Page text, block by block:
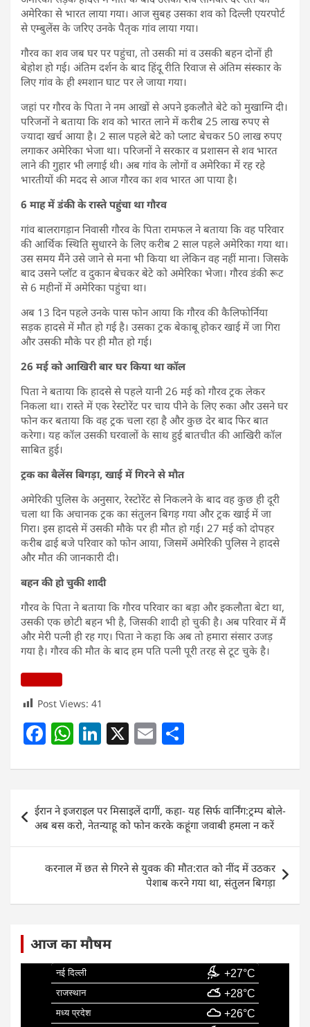
अमेरिका से भारत लाया गया। आज सुबह उसका शव को दिल्ली एयरपोर्ट
से एम्बुलेंस के जरिए उनके पैतृक गांव लाया गया।
गौरव का शव जब घर पर पहुंचा, तो उसकी मां व उसकी बहन दोनों ही
बेहोश हो गई। अंतिम दर्शन के बाद हिंदू रीति रिवाज से अंतिम संस्कार के
लिए गांव के ही श्मशान घाट पर ले जाया गया।
जहां पर गौरव के पिता ने नम आखों से अपने इकलौते बेटे को मुखाग्नि दी।
परिजनों ने बताया कि शव को भारत लाने में करीब 25 लाख रुपए से
ज्यादा खर्च आया है। 2 साल पहले बेटे को प्लाट बेचकर 50 लाख रुपए
लगाकर अमेरिका भेजा था। परिजनों ने सरकार व प्रशासन से शव भारत
लाने की गुहार भी लगाई थी। अब गांव के लोगों व अमेरिका में रह रहे
भारतीयों की मदद से आज गौरव का शव भारत आ पाया है।
6 माह में डंकी के रास्ते पहुंचा था गौरव
गांव बालरागड़ान निवासी गौरव के पिता रामफल ने बताया कि वह परिवार
की आर्थिक स्थिति सुधारने के लिए करीब 2 साल पहले अमेरिका गया था।
उस समय मैंने उसे जाने से मना भी किया था लेकिन वह नहीं माना। जिसके
बाद उसने प्लॉट व दुकान बेचकर बेटे को अमेरिका भेजा। गौरव डंकी रूट
से 6 महीनों में अमेरिका पहुंचा था।
अब 13 दिन पहले उनके पास फोन आया कि गौरव की कैलिफोर्निया
सड़क हादसे में मौत हो गई है। उसका ट्रक बेकाबू होकर खाई में जा गिरा
और उसकी मौके पर ही मौत हो गई।
26 मई को आखिरी बार घर किया था कॉल
पिता ने बताया कि हादसे से पहले यानी 26 मई को गौरव ट्रक लेकर
निकला था। रास्ते में एक रेस्टोरेंट पर चाय पीने के लिए रुका और उसने घर
फोन कर बताया कि वह ट्रक चला रहा है और कुछ देर बाद फिर बात
करेगा। यह कॉल उसकी घरवालों के साथ हुई बातचीत की आखिरी कॉल
साबित हुई।
ट्रक का बैलेंस बिगड़ा, खाई में गिरने से मौत
अमेरिकी पुलिस के अनुसार, रेस्टोरेंट से निकलने के बाद वह कुछ ही दूरी
चला था कि अचानक ट्रक का संतुलन बिगड़ गया और ट्रक खाई में जा
गिरा। इस हादसे में उसकी मौके पर ही मौत हो गई। 27 मई को दोपहर
करीब ढाई बजे परिवार को फोन आया, जिसमें अमेरिकी पुलिस ने हादसे
और मौत की जानकारी दी।
बहन की हो चुकी शादी
गौरव के पिता ने बताया कि गौरव परिवार का बड़ा और इकलौता बेटा था,
उसकी एक छोटी बहन भी है, जिसकी शादी हो चुकी है। अब परिवार में मैं
और मेरी पत्नी ही रह गए। पिता ने कहा कि अब तो हमारा संसार उजड़
गया है। गौरव की मौत के बाद हम पति पत्नी पूरी तरह से टूट चुके है।
Post Views: 41
F
c
e
b
o
o
W
at
s
A
p
p
Li
k
e
dI
n
X E
ai
l
ar
e
Post
navigation
ईरान ने इजराइल पर मिसाइलें दागीं, कहा- यह सिर्फ वार्निंग:ट्रम्प बोले-
अब बस करो, नेतन्याहू को फोन करके कहूंगा जवाबी हमला न करें
करनाल में छत से गिरने से युवक की मौत:रात को नींद में उठकर
पेशाब करने गया था, संतुलन बिगड़ा
आज का मौषम
नई दिल्ली +27°C
राजस्थान +28°C
मध्य प्रदेश +26°C